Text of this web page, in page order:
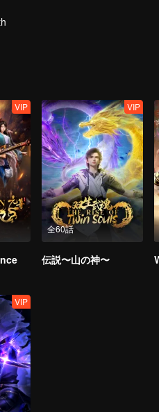
VIP
全60話
VIP
伝説〜山の神〜
VIP